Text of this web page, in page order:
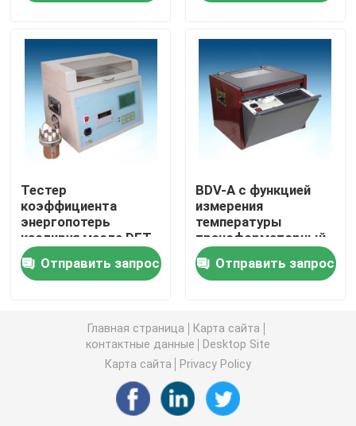
Оборудование для испытаний на огнестойкость
Оборудование для испытаний масла
Масло повторно используя машину
высоковольтное испытательное оборудование
Оборудование для испытаний трансформаторов
Оборудование для испытаний батареи
Камера осмотра скважины
Тестер
коэффициента
энергопотерь
изолируя масла DFT,
тестер перепада Tan
маслаОтправить запрос
BDV-A с функцией
измерения
температуры
трансформаторный
масло BDV-тестер
Отправить запрос
Главная страница
Карта сайта
контактные данные
Desktop Site
Карта сайта
Privacy Policy